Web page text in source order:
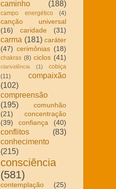
caminho (188)
campo energético (4)
canção universal
(16)
caridade (31)
carma (181) caráter
(47) cerimônias (18)
chakras (8) ciclos (41)
clarividência (1)
cobiça
(11)
compaixão
(102)
compreensão
(195)
comunhão
(21)
concentração
(39)
confiança (40)
conflitos
(83)
conhecimento
(215)
consciência
(581)
contemplação
(25)